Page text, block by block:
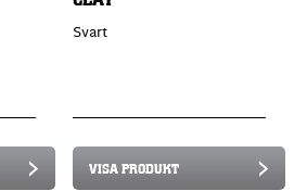
Svart
VISA PRODUKT